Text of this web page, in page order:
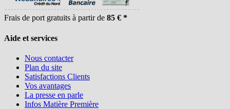
Frais de port gratuits à partir de 85 € *
Aide et services
Nous contacter
Plan du site
Satisfactions Clients
Vos avantages
La presse en parle
Infos Matière Première